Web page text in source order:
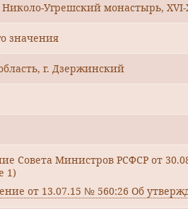
Угрешский монастырь, ХVI-
значения
г. Дзержинский
Совета Министров РСФСР от
1)
от 13.07.15 № 560:26 Об